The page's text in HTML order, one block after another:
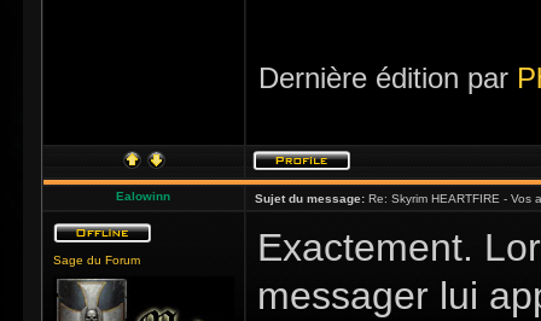
Dernière édition par
Ealowinn Sujet du message: Re: Skyrim HEARTFIRE - Vos
Sage du Forum
Exactement.
messager lui